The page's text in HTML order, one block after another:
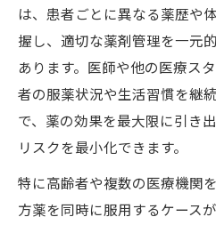
は、患者ごとに異なる薬歴や
握し、適切な薬剤管理を一元
あります。医師や他の医療ス
者の服薬状況や生活習慣を継
で、薬の効果を最大限に引き
リスクを最小化できます。
特に高齢者や複数の医療機関
方薬を同時に服用するケース